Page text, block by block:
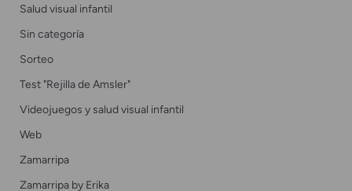
Salud visual infantil
Sin categoría
Sorteo
Test "Rejilla de Amsler"
Videojuegos y salud visual infantil
Web
Zamarripa
Zamarripa by Erika